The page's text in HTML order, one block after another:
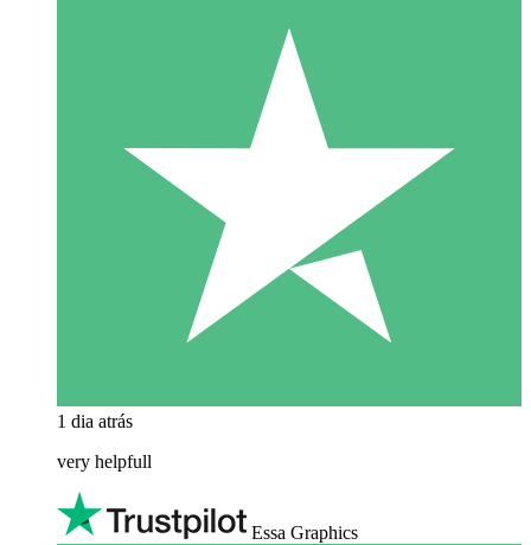
1 dia atrás
very helpfull
Essa Graphics